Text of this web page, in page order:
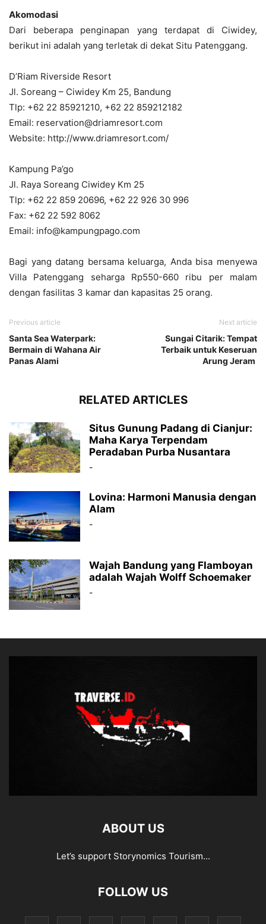
Akomodasi
Dari beberapa penginapan yang terdapat di Ciwidey,
berikut ini adalah yang terletak di dekat Situ Patenggang.
D’Riam Riverside Resort
Jl. Soreang – Ciwidey Km 25, Bandung
Tlp: +62 22 85921210, +62 22 859212182
Email: reservation@driamresort.com
Website: http://www.driamresort.com/
Kampung Pa’go
Jl. Raya Soreang Ciwidey Km 25
Tlp: +62 22 859 20696, +62 22 926 30 996
Fax: +62 22 592 8062
Email: info@kampungpago.com
Bagi yang datang bersama keluarga, Anda bisa menyewa
Villa Patenggang seharga Rp550-660 ribu per malam
dengan fasilitas 3 kamar dan kapasitas 25 orang.
Previous article
Santa Sea Waterpark:
Bermain di Wahana Air
Panas Alami
Next article
Sungai Citarik: Tempat
Terbaik untuk Keseruan
Arung Jeram
RELATED ARTICLES
Situs Gunung Padang di Cianjur:
Maha Karya Terpendam
Peradaban Purba Nusantara
-
Lovina: Harmoni Manusia dengan
Alam
-
Wajah Bandung yang Flamboyan
adalah Wajah Wolff Schoemaker
-
ABOUT US
Let’s support Storynomics Tourism...
FOLLOW US